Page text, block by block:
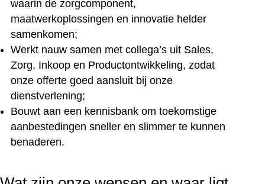
waarin de zorgcomponent,
maatwerkoplossingen en innovatie helder
samenkomen;
Werkt nauw samen met collega’s uit Sales,
Zorg, Inkoop en Productontwikkeling, zodat
onze offerte goed aansluit bij onze
dienstverlening;
Bouwt aan een kennisbank om toekomstige
aanbestedingen sneller en slimmer te kunnen
benaderen.